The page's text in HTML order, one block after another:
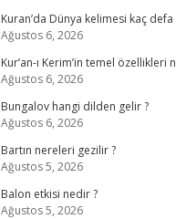
Kuran’da Dünya kelimesi kaç defa
Ağustos 6, 2026
Kur’an-ı Kerim’in temel özellikleri
Ağustos 6, 2026
Bungalov hangi dilden gelir ?
Ağustos 6, 2026
Bartın nereleri gezilir ?
Ağustos 5, 2026
Balon etkisi nedir ?
Ağustos 5, 2026